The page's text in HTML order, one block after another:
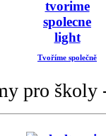
Tvoříme společně
pro